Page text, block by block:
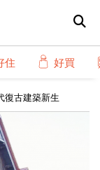
住 好買
復古建築新生